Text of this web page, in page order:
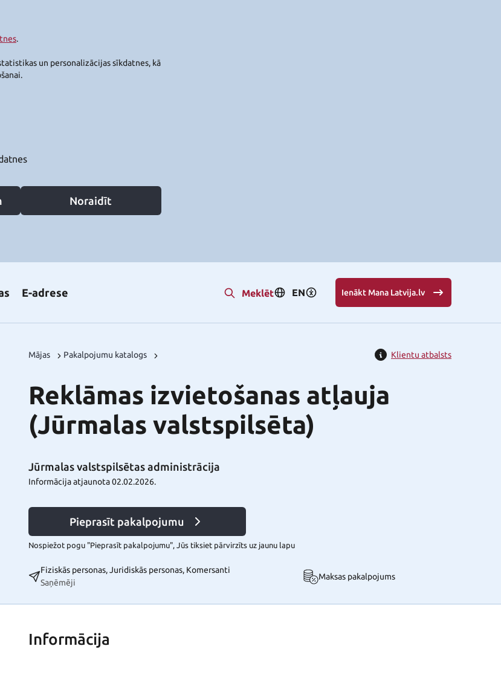
.
un personalizācijas sīkdatnes, kā
Noraidīt
E-adrese Meklēt EN Ienākt Mana Latvija.lv
Mājas Pakalpojumu katalogs Klientu atbalsts
Reklāmas izvietošanas atļauja
(Jūrmalas valstspilsēta)
Jūrmalas valstspilsētas administrācija
Informācija atjaunota 02.02.2026.
Pieprasīt pakalpojumu
Nospiežot pogu "Pieprasīt pakalpojumu", Jūs tiksiet pārvirzīts uz jaunu lapu
Fiziskās personas, Juridiskās personas, Komersanti
Saņēmēji
Maksas pakalpojums
Informācija